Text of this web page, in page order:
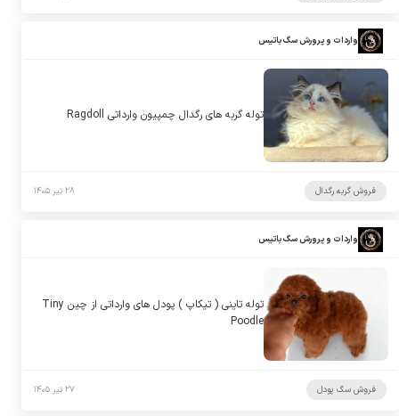
واردات و پرورش سگ باتیس
توله گربه های رگدال چمپیون وارداتی Ragdoll
فروش گربه رگدال ۲۸ تیر ۱۴۰۵
واردات و پرورش سگ باتیس
توله تاینی ( تیکاپ ) پودل های وارداتی از چین Tiny
Poodle
فروش سگ پودل ۲۷ تیر ۱۴۰۵